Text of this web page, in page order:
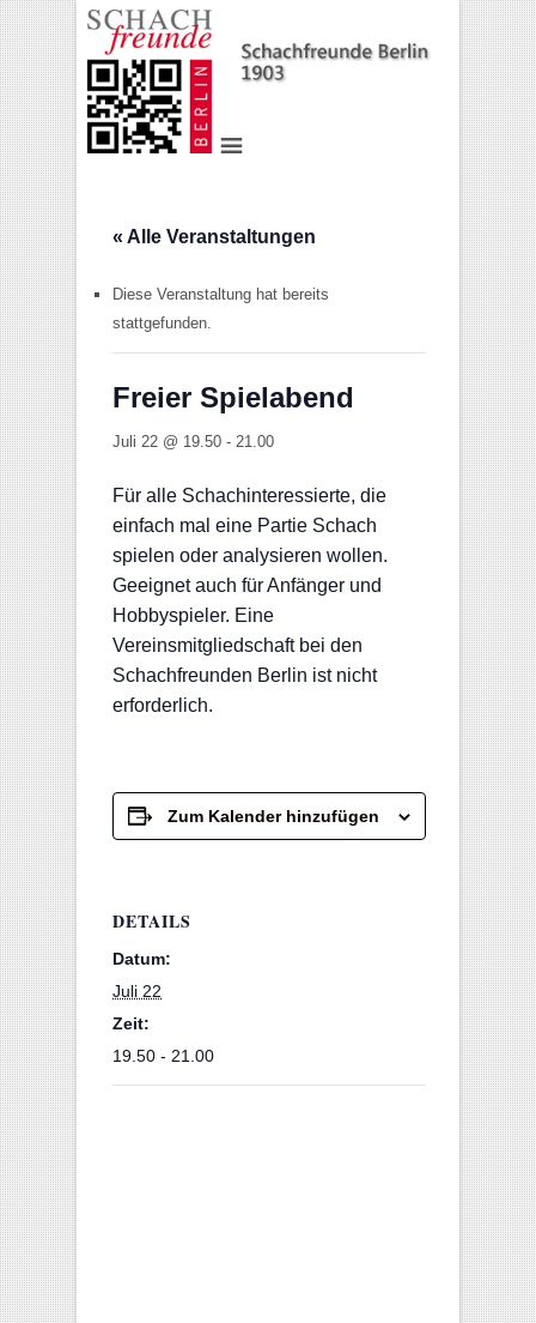
« Alle Veranstaltungen
Diese Veranstaltung hat bereits
stattgefunden.
Freier Spielabend
Juli 22 @ 19.50 - 21.00
Für alle Schachinteressierte, die
einfach mal eine Partie Schach
spielen oder analysieren wollen.
Geeignet auch für Anfänger und
Hobbyspieler. Eine
Vereinsmitgliedschaft bei den
Schachfreunden Berlin ist nicht
erforderlich.
Zum Kalender hinzufügen
DETAILS
Datum:
Juli 22
Zeit:
19.50 - 21.00